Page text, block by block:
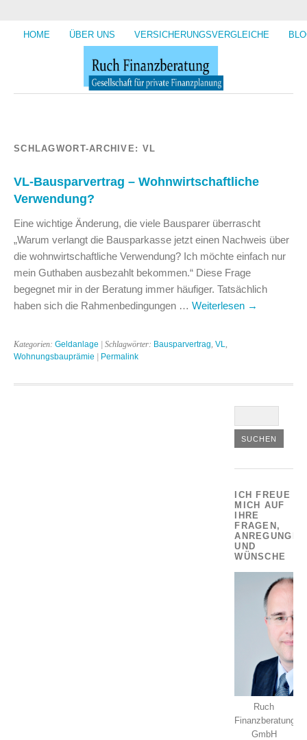
HOME ÜBER UNS VERSICHERUNGSVERGLEICHE
SCHLAGWORT-ARCHIVE: VL
VL-Bausparvertrag – Wohnwirtschaftliche
Verwendung?
Eine wichtige Änderung, die viele Bausparer überrascht
„Warum verlangt die Bausparkasse jetzt einen Nachweis über
die wohnwirtschaftliche Verwendung? Ich möchte einfach nur
mein Guthaben ausbezahlt bekommen.“ Diese Frage
begegnet mir in der Beratung immer häufiger. Tatsächlich
haben sich die Rahmenbedingungen … Weiterlesen →
Kategorien: Geldanlage | Schlagwörter: Bausparvertrag VL
Wohnungsbauprämie | Permalink
ICH FREUE
MICH AUF
IHRE
FRAGEN,
ANREGUNGEN
UND
WÜNSCHE
Ruch
Finanzberatung
GmbH